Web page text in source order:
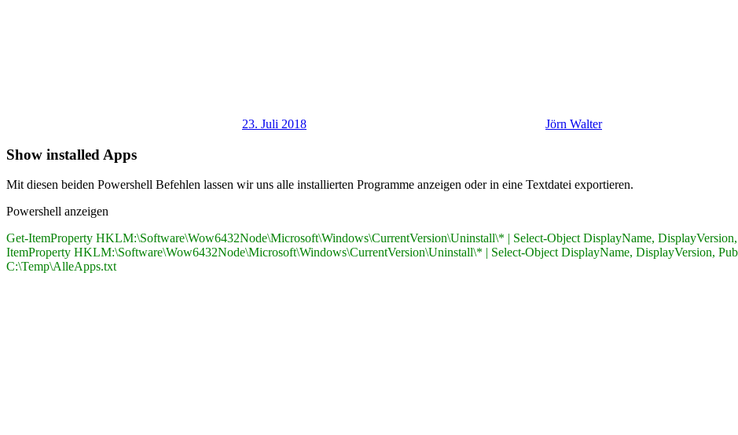
23. Juli 2018 Jörn Walter
Show installed Apps
Mit diesen beiden Powershell Befehlen lassen wir uns alle installierten Programme anzeigen oder in eine Textdatei exportieren.
Powershell anzeigen
Get-ItemProperty HKLM:\Software\Wow6432Node\Microsoft\Windows\CurrentVersion\Uninstall\* | Select-Object DisplayName,
ItemProperty HKLM:\Software\Wow6432Node\Microsoft\Windows\CurrentVersion\Uninstall\* | Select-Object DisplayName, DisplayVersion,
C:\Temp\AlleApps.txt